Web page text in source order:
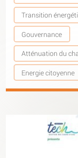
Transition
Gouvernance
Atténuation du
Energie citoyenne